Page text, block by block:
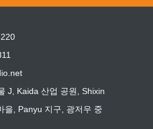
J, Kaida 산업 공원, Shixin
을, Panyu 지구, 광저우 중